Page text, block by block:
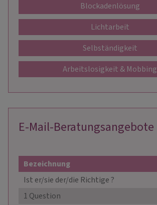
Blockadenlösung
Lichtarbeit
Selbständigkeit
Arbeitslosigkeit & Mobbing
E-Mail-Beratungsangebote
Bezeichnung
Ist er/sie der/die Richtige ?
1 Question